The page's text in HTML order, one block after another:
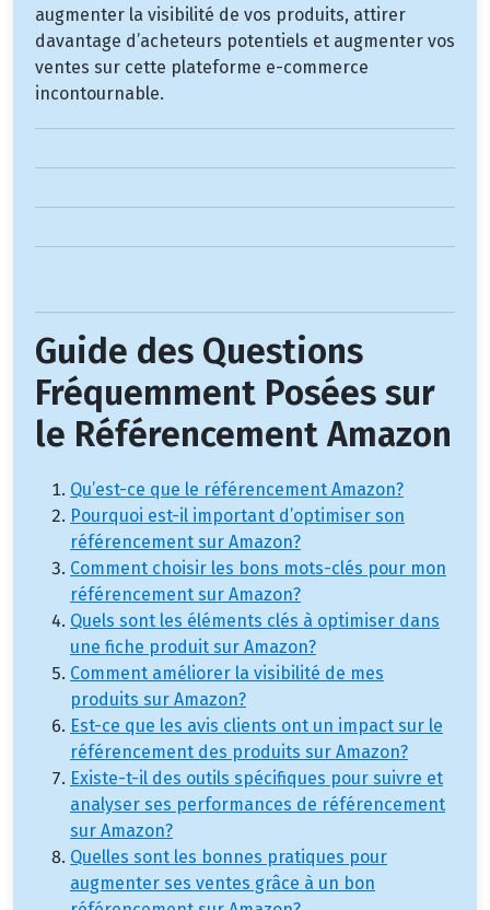
augmenter la visibilité de vos produits, attirer
davantage d’acheteurs potentiels et augmenter vos
ventes sur cette plateforme e-commerce
incontournable.
Guide des Questions
Fréquemment Posées sur
le Référencement Amazon
Qu’est-ce que le référencement Amazon?
Pourquoi est-il important d’optimiser son
référencement sur Amazon?
Comment choisir les bons mots-clés pour mon
référencement sur Amazon?
Quels sont les éléments clés à optimiser dans
une fiche produit sur Amazon?
Comment améliorer la visibilité de mes
produits sur Amazon?
Est-ce que les avis clients ont un impact sur le
référencement des produits sur Amazon?
Existe-t-il des outils spécifiques pour suivre et
analyser ses performances de référencement
sur Amazon?
Quelles sont les bonnes pratiques pour
augmenter ses ventes grâce à un bon